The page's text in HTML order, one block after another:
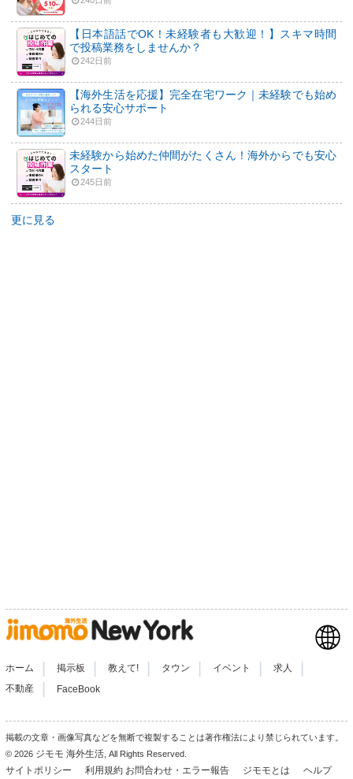
【日本語話でOK！未経験者も大歓迎！】スキマ時間
で投稿業務をしませんか？
242日前
【海外生活を応援】完全在宅ワーク｜未経験でも始め
られる安心サポート
244日前
未経験から始めた仲間がたくさん！海外からでも安心
スタート
245日前
更に見る
ホーム | 掲示板 | 教えて! | タウン | イベント | 求人 |
不動産 FaceBook
掲載の文章・画像写真などを無断で複製することは著作権法により禁じられています。
© 2026 ジモモ 海外生活, All Rights Reserved.
サイトポリシー 利用規約 お問合わせ・エラー報告 ジモモとは ヘルプ